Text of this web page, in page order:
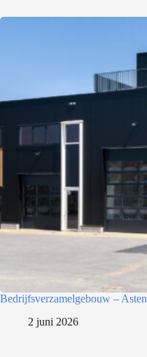
Bedrijfsverzamelgebouw – Asten
2 juni 2026